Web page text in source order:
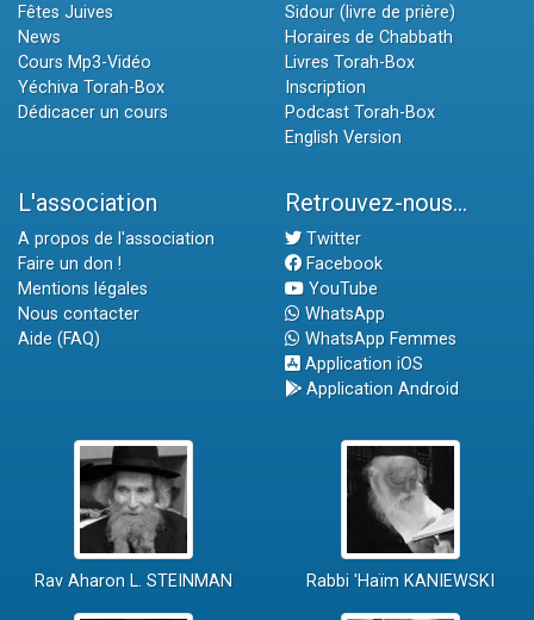
Fêtes Juives
News
Cours Mp3-Vidéo
Yéchiva Torah-Box
Dédicacer un cours
Sidour (livre de prière)
Horaires de Chabbath
Livres Torah-Box
Inscription
Podcast Torah-Box
English Version
L'association
A propos de l'association
Faire un don !
Mentions légales
Nous contacter
Aide (FAQ)
Retrouvez-nous...
Twitter
Facebook
YouTube
WhatsApp
WhatsApp Femmes
Application iOS
Application Android
Rav Aharon L. STEINMAN Rabbi 'Haïm KANIEWSKI